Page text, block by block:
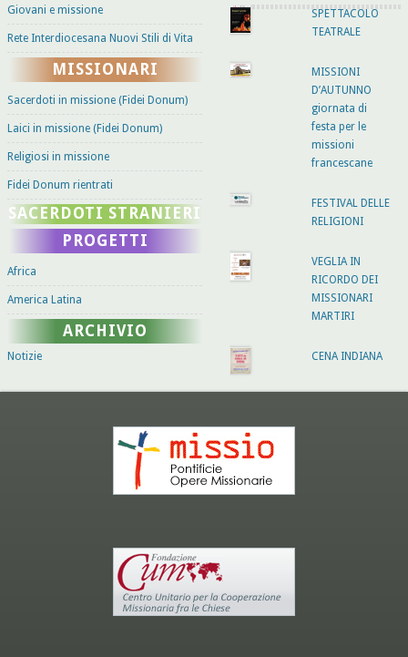
Giovani e missione
Rete Interdiocesana Nuovi Stili di Vita
MISSIONARI
Sacerdoti in missione (Fidei Donum)
Laici in missione (Fidei Donum)
Religiosi in missione
Fidei Donum rientrati
SACERDOTI STRANIERI
PROGETTI
Africa
America Latina
ARCHIVIO
Notizie
SPETTACOLO
TEATRALE
MISSIONI
D’AUTUNNO
giornata di
festa per le
missioni
francescane
FESTIVAL DELLE
RELIGIONI
VEGLIA IN
RICORDO DEI
MISSIONARI
MARTIRI
CENA INDIANA